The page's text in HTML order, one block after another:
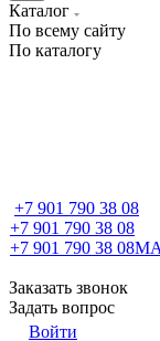
Каталог
По всему сайту
По каталогу
+7 901 790 38 08
+7 901 790 38 08
+7 901 790 38 08
Заказать звонок
Задать вопрос
Войти